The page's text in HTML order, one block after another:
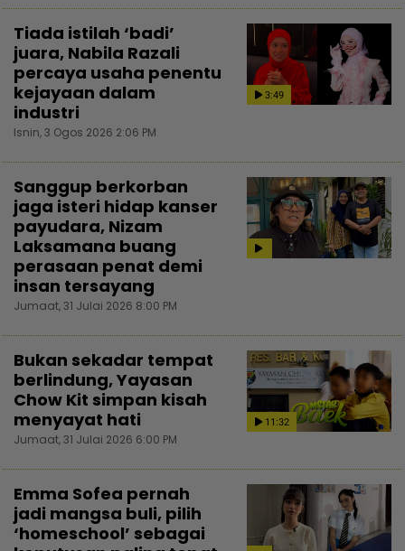
3:49
Tiada istilah ‘badi’
juara, Nabila Razali
percaya usaha penentu
kejayaan dalam
industri
Isnin, 3 Ogos 2026 2:06 PM
Sanggup berkorban
jaga isteri hidap kanser
payudara, Nizam
Laksamana buang
perasaan penat demi
insan tersayang
Jumaat, 31 Julai 2026 8:00 PM
11:32
Bukan sekadar tempat
berlindung, Yayasan
Chow Kit simpan kisah
menyayat hati
Jumaat, 31 Julai 2026 6:00 PM
Emma Sofea pernah
jadi mangsa buli, pilih
‘homeschool’ sebagai